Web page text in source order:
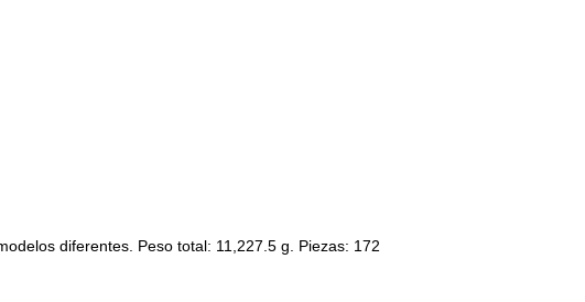
diferentes. Peso total: 11,227.5 g. Piezas: 172